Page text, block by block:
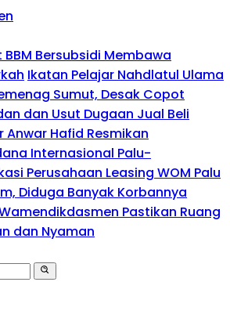
Bersubsidi Membawa
Ikatan Pelajar Nahdlatul Ulama
Sumut, Desak Copot
dan Usut Dugaan Jual Beli
Anwar Hafid Resmikan
Internasional Palu-
Perusahaan Leasing WOM Palu
Diduga Banyak Korbannya
Pastikan Ruang
dan Nyaman